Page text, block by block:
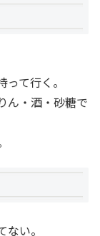
て行く。
ん・酒・砂糖で
い。